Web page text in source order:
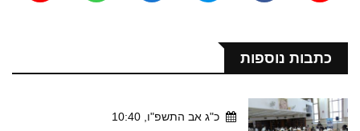
כתבות נוספות
כ"ג אב התשפ"ו, 10:40